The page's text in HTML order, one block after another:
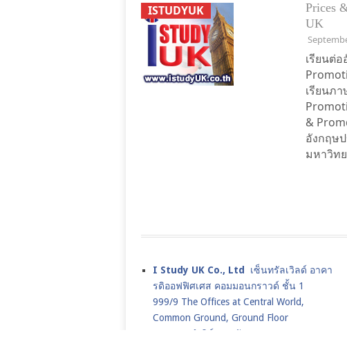
ISTUDYUK
Prices
UK
เรียนต่
เรียนภ
&
อังกฤษ
มหาวิท
I Study UK Co., Ltd เซ็นทรัลเวิลด์ อาคา
รดิออฟฟิศเศส คอมมอนกราวด์ ชั้น 1
999/9 The Offices at Central World,
Common Ground, Ground Floor
ถนนราชดำริห์ ปทุมวัน กรุงเทพ 10330